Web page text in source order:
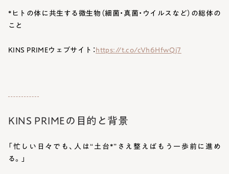
*ヒトの体に共生する微生物（細菌・真菌・ウイルスなど）の総体の
こと
KINS PRIMEウェブサイト：https://t.co/cVh6HfwQj7
KINS PRIMEの目的と背景
「忙しい日々でも、人は“土台*”さえ整えばもう一歩前に進め
る。」